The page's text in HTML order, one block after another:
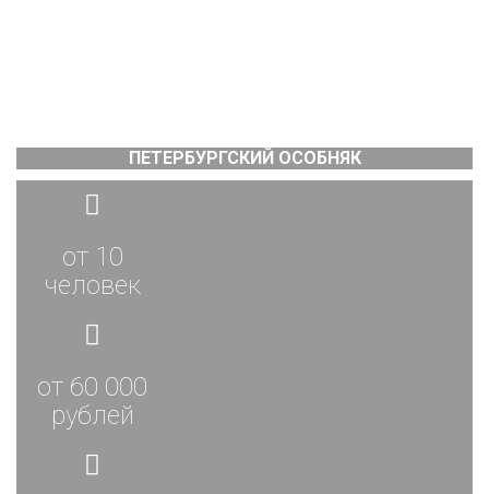
ПЕТЕРБУРГСКИЙ ОСОБНЯК
от 10
человек
от 60 000
рублей